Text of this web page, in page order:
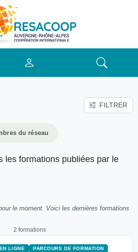
FILTRER
du réseau
les formations publiées par le
le moment. Voici les dernières formations
2 formations
LIGNE
PARCOURS DE FORMATION